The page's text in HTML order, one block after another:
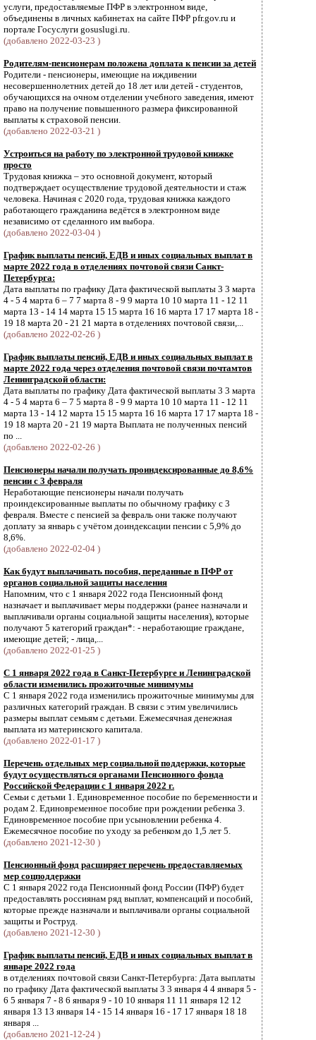
услуги, предоставляемые ПФР в электронном виде,
объединены в личных кабинетах на сайте ПФР pfr.gov.ru и
портале Госуслуги gosuslugi.ru.
(добавлено 2022-03-23 )
Родителям-пенсионерам положена доплата к пенсии за детей
Родители - пенсионеры, имеющие на иждивении
несовершеннолетних детей до 18 лет или детей - студентов,
обучающихся на очном отделении учебного заведения, имеют
право на получение повышенного размера фиксированной
выплаты к страховой пенсии.
(добавлено 2022-03-21 )
Устроиться на работу по электронной трудовой книжке
просто
Трудовая книжка – это основной документ, который
подтверждает осуществление трудовой деятельности и стаж
человека. Начиная с 2020 года, трудовая книжка каждого
работающего гражданина ведётся в электронном виде
независимо от сделанного им выбора.
(добавлено 2022-03-04 )
График выплаты пенсий, ЕДВ и иных социальных выплат в
марте 2022 года в отделениях почтовой связи Санкт-
Петербурга:
Дата выплаты по графику Дата фактической выплаты 3 3 марта
4 - 5 4 марта 6 – 7 7 марта 8 - 9 9 марта 10 10 марта 11 - 12 11
марта 13 - 14 14 марта 15 15 марта 16 16 марта 17 17 марта 18 -
19 18 марта 20 - 21 21 марта в отделениях почтовой связи,...
(добавлено 2022-02-26 )
График выплаты пенсий, ЕДВ и иных социальных выплат в
марте 2022 года через отделения почтовой связи почтамтов
Ленинградской области:
Дата выплаты по графику Дата фактической выплаты 3 3 марта
4 - 5 4 марта 6 – 7 5 марта 8 - 9 9 марта 10 10 марта 11 - 12 11
марта 13 - 14 12 марта 15 15 марта 16 16 марта 17 17 марта 18 -
19 18 марта 20 - 21 19 марта Выплата не полученных пенсий
по ...
(добавлено 2022-02-26 )
Пенсионеры начали получать проиндексированные до 8,6%
пенсии с 3 февраля
Неработающие пенсионеры начали получать
проиндексированные выплаты по обычному графику с 3
февраля. Вместе с пенсией за февраль они также получают
доплату за январь с учётом доиндексации пенсии с 5,9% до
8,6%.
(добавлено 2022-02-04 )
Как будут выплачивать пособия, переданные в ПФР от
органов социальной защиты населения
Напомним, что с 1 января 2022 года Пенсионный фонд
назначает и выплачивает меры поддержки (ранее назначали и
выплачивали органы социальной защиты населения), которые
получают 5 категорий граждан*: - неработающие граждане,
имеющие детей; - лица,...
(добавлено 2022-01-25 )
С 1 января 2022 года в Санкт-Петербурге и Ленинградской
области изменились прожиточные минимумы
С 1 января 2022 года изменились прожиточные минимумы для
различных категорий граждан. В связи с этим увеличились
размеры выплат семьям с детьми. Ежемесячная денежная
выплата из материнского капитала.
(добавлено 2022-01-17 )
Перечень отдельных мер социальной поддержки, которые
будут осуществляться органами Пенсионного фонда
Российской Федерации с 1 января 2022 г.
Семьи с детьми 1. Единовременное пособие по беременности и
родам 2. Единовременное пособие при рождении ребенка 3.
Единовременное пособие при усыновлении ребенка 4.
Ежемесячное пособие по уходу за ребенком до 1,5 лет 5.
(добавлено 2021-12-30 )
Пенсионный фонд расширяет перечень предоставляемых
мер соцподдержки
С 1 января 2022 года Пенсионный фонд России (ПФР) будет
предоставлять россиянам ряд выплат, компенсаций и пособий,
которые прежде назначали и выплачивали органы социальной
защиты и Роструд.
(добавлено 2021-12-30 )
График выплаты пенсий, ЕДВ и иных социальных выплат в
январе 2022 года
в отделениях почтовой связи Санкт-Петербурга: Дата выплаты
по графику Дата фактической выплаты 3 3 января 4 4 января 5 -
6 5 января 7 - 8 6 января 9 - 10 10 января 11 11 января 12 12
января 13 13 января 14 - 15 14 января 16 - 17 17 января 18 18
января ...
(добавлено 2021-12-24 )